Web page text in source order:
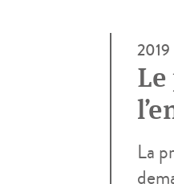
2019
La